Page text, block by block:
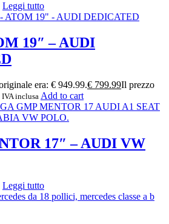
Leggi tutto
19″ – AUDI
era: € 949.99.€ 799.99Il prezzo
IVA inclusa Add to cart
17″ – AUDI VW
Leggi tutto